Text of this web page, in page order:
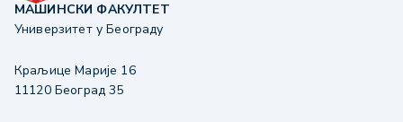
МАШИНСКИ ФАКУЛТЕТ
Универзитет у Београду
Краљице Марије 16
11120 Београд 35